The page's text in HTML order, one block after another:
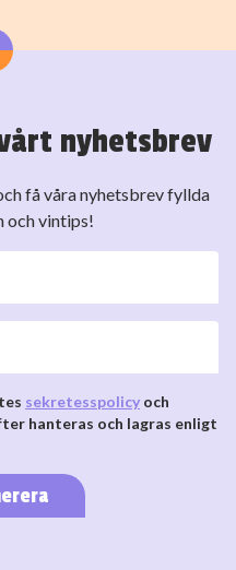
nyhetsbrev
få våra nyhetsbrev fyllda
och vintips!
sekretesspolicy och
hanteras och lagras enligt